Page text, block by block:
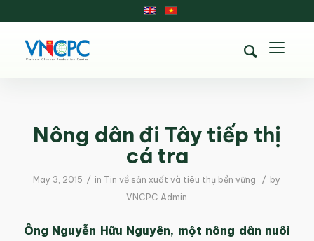
Nông dân đi Tây tiếp thị
cá tra
May 3, 2015 / in Tin về sản xuất và tiêu thụ bền vững / by
VNCPC Admin
Ông Nguyễn Hữu Nguyên, một nông dân nuôi